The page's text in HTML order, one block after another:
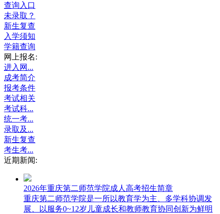
查询入口
未录取？
新生复查
入学须知
学籍查询
网上报名:
进入网...
成考简介
报考条件
考试相关
考试科...
统一考...
录取及...
新生复查
考生考...
近期新闻:
2026年重庆第二师范学院成人高考招生简章
重庆第二师范学院是一所以教育学为主、多学科协调发
展、以服务0~12岁儿童成长和教师教育协同创新为鲜明